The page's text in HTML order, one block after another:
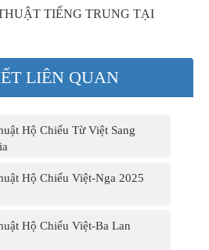
TIẾNG TRUNG TẠI
LIÊN QUAN
Hộ Chiếu Từ Việt Sang
Hộ Chiếu Việt-Nga 2025
Hộ Chiếu Việt-Ba Lan